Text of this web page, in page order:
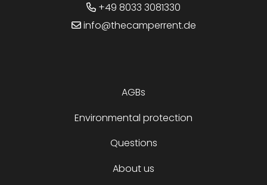
+49 8033 3081330
info@thecamperrent.de
AGBs
Environmental protection
Questions
About us